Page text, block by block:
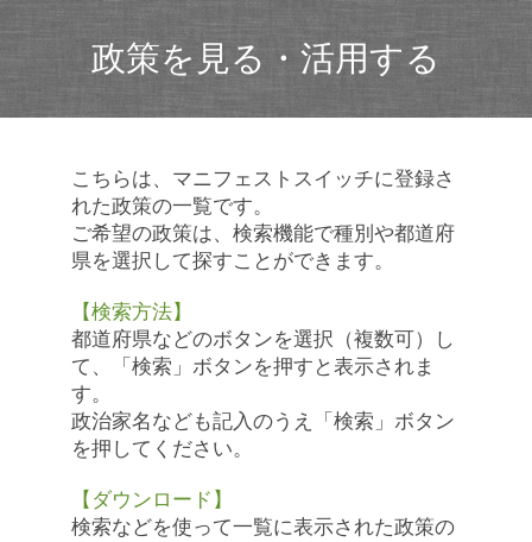
政策を見る・活用する
こちらは、マニフェストスイッチに登録さ
れた政策の一覧です。
ご希望の政策は、検索機能で種別や都道府
県を選択して探すことができます。
【検索方法】
都道府県などのボタンを選択（複数可）し
て、「検索」ボタンを押すと表示されま
す。
政治家名なども記入のうえ「検索」ボタン
を押してください。
【ダウンロード】
検索などを使って一覧に表示された政策の